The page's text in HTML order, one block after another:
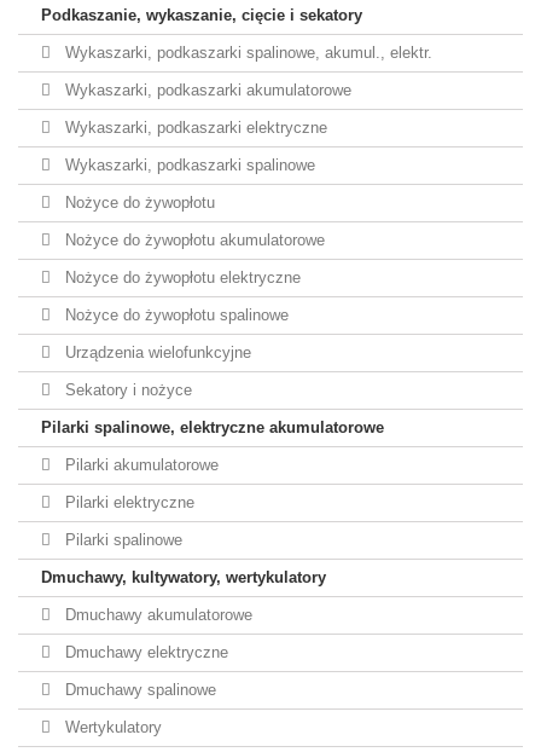
Podkaszanie, wykaszanie, cięcie i sekatory
Wykaszarki, podkaszarki spalinowe, akumul., elektr.
Wykaszarki, podkaszarki akumulatorowe
Wykaszarki, podkaszarki elektryczne
Wykaszarki, podkaszarki spalinowe
Nożyce do żywopłotu
Nożyce do żywopłotu akumulatorowe
Nożyce do żywopłotu elektryczne
Nożyce do żywopłotu spalinowe
Urządzenia wielofunkcyjne
Sekatory i nożyce
Pilarki spalinowe, elektryczne akumulatorowe
Pilarki akumulatorowe
Pilarki elektryczne
Pilarki spalinowe
Dmuchawy, kultywatory, wertykulatory
Dmuchawy akumulatorowe
Dmuchawy elektryczne
Dmuchawy spalinowe
Wertykulatory